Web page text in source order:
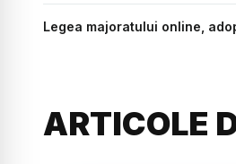
Legea majoratului online,
ARTICOLE